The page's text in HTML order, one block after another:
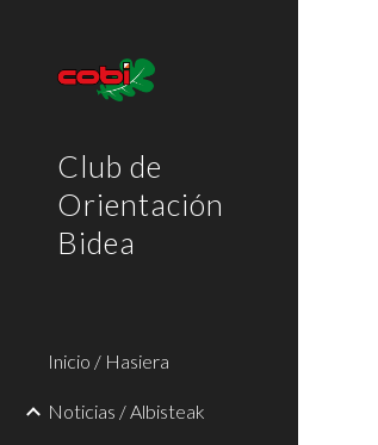
Club de
Orientación
Bidea
Inicio / Hasiera
Noticias / Albisteak